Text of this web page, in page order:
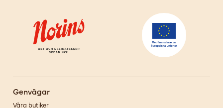
Genvägar
Våra butiker